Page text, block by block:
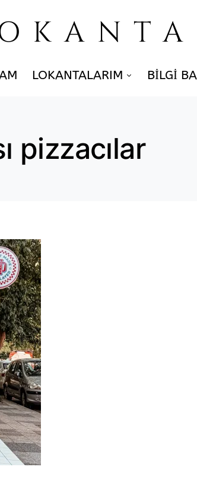
LOKANTALARIM BILGI
pizzacılar